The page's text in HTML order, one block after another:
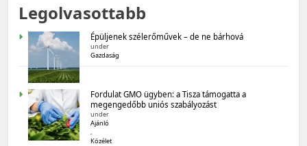
Magyarország számokban: Fogyasztói bizalom,
gazdasági várakozások
Legolvasottabb
Épüljenek szélerőművek – de ne bárhová
under
Gazdaság
Fordulat GMO ügyben: a Tisza támogatta a
megengedőbb uniós szabályozást
under
Ajánló
,
Közélet